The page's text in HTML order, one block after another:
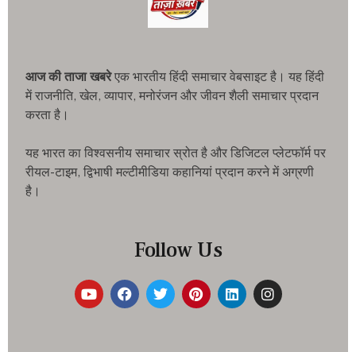
आज की ताजा खबरेएक भारतीय हिंदी समाचार वेबसाइट है। यह हिंदी
में राजनीति, खेल, व्यापार, मनोरंजन और जीवन शैली समाचार प्रदान
करता है।
यह भारत का विश्वसनीय समाचार स्रोत है और डिजिटल प्लेटफॉर्म पर
रीयल-टाइम, द्विभाषी मल्टीमीडिया कहानियां प्रदान करने में अग्रणी
है।
Follow Us